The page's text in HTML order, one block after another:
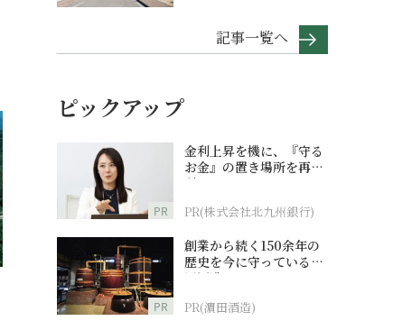
記事一覧へ
ピックアップ
PR
金利上昇を機に、『守る
お金』の置き場所を再検
討
PR(株式会社北九州銀行)
PR
創業から続く150余年の
歴史を今に守っている濵
田酒造
PR(濵田酒造)